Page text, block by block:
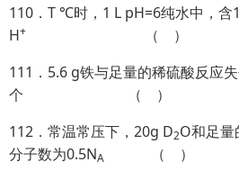
110．T ℃时，1 L pH=6纯水中，含
H+
（ ）
111．5.6 g铁与足量的稀硫酸反应
个 （ ）
112．常温常压下，20g D2O和足量
分子数为0.5NA
（ ）